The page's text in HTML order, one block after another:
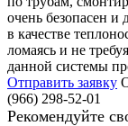
очень безопасен и
в качестве
ломаясь и не
данной системы
Отправить заявку
(966) 298-52-01
Рекомендуйте